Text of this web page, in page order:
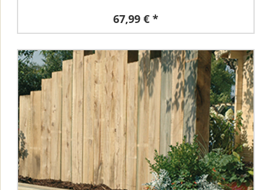
67,99 € *